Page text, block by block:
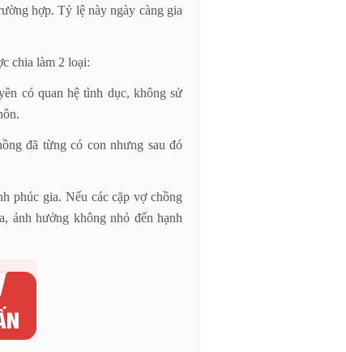
hợp. Tỷ lệ này ngày càng gia
chia làm 2 loại:
có quan hệ tình dục, không sử
đã từng có con nhưng sau đó
phúc gia. Nếu các cặp vợ chồng
ảnh hưởng không nhỏ đến hạnh